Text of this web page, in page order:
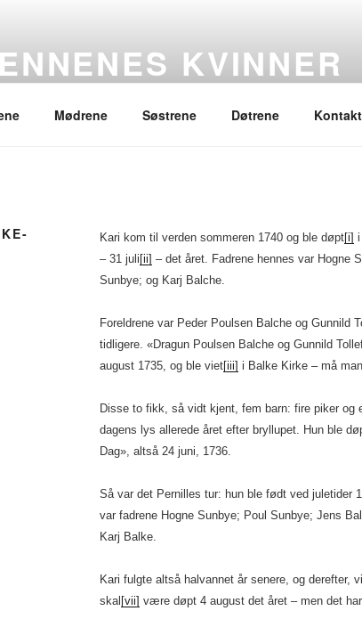
KVINNER
Mødrene Søstrene Døtrene Kontakt
Kari kom til verden sommeren 1740 og ble døpt[i] i
– 31 juli [ii] – det året. Fadrene hennes var Hogne
Sunbye; og Karj Balche.
Foreldrene var Peder Poulsen Balche og Gunnild
tidligere. «Dragun Poulsen Balche og Gunnild
august 1735, og ble viet[iii] i Balke Kirke – må
Disse to fikk, så vidt kjent, fem barn: fire piker og
dagens lys allerede året efter bryllupet. Hun ble
Dag», altså 24 juni, 1736.
Så var det Pernilles tur: hun ble født ved juletider
var fadrene Hogne Sunbye; Poul Sunbye; Jens
Karj Balke.
Kari fulgte altså halvannet år senere, og derefter,
skal [vii] være døpt 4 august det året – men det